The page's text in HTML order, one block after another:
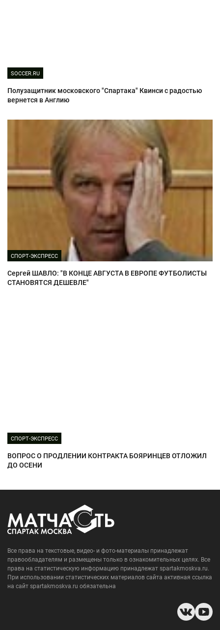
SOCCER.RU
Полузащитник московского "Спартака" Квинси с радостью
вернется в Англию
СПОРТ-ЭКСПРЕСС
Сергей ШАВЛО: "В КОНЦЕ АВГУСТА В ЕВРОПЕ ФУТБОЛИСТЫ
СТАНОВЯТСЯ ДЕШЕВЛЕ"
СПОРТ-ЭКСПРЕСС
ВОПРОС О ПРОДЛЕНИИ КОНТРАКТА БОЯРИНЦЕВ ОТЛОЖИЛ
ДО ОСЕНИ
Все права на текстовые, видео- и фото-материалы принадлежат
правообладателям и размещены только в ознакомительных целях. Все
права на статистическую информацию принадлежат spartakmoskva.ru.
При использовании статистических материалов сайта активная ссылка
на сайт spartakmoskva.ru обязательна